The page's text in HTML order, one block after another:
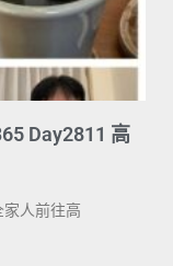
Day2811 高
人前往高